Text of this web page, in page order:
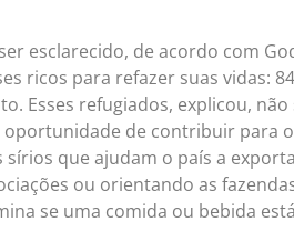
esclarecido, de acordo com
ricos para refazer suas vidas:
Esses refugiados, explicou,
oportunidade de contribuir para
que ajudam o país a
ou orientando as
se uma comida ou bebida